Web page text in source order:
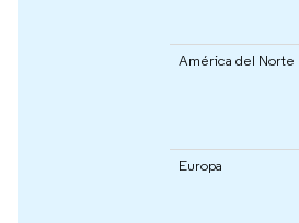
América del Norte
Europa